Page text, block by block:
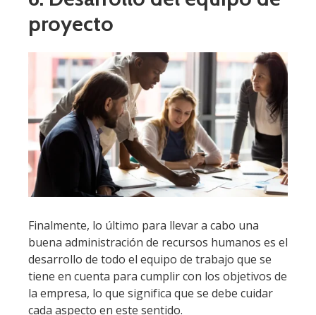
proyecto
Finalmente, lo último para llevar a cabo una
buena administración de recursos humanos es el
desarrollo de todo el equipo de trabajo que se
tiene en cuenta para cumplir con los objetivos de
la empresa, lo que significa que se debe cuidar
cada aspecto en este sentido.